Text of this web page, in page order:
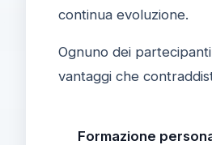
continua evoluzione.
Ognuno dei
vantaggi che
Formazione